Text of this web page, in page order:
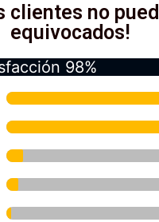
clientes no
equivocados!
98%